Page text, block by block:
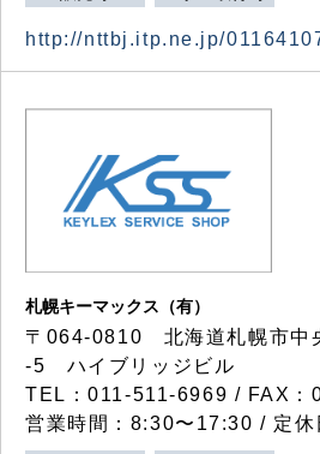
http://nttbj.itp.ne.jp/
札幌キーマックス（有）
〒064-0810 北海道札幌市中
-5 ハイブリッジビル
TEL：011-511-6969 / FAX：
営業時間：8:30〜17:30 / 定休